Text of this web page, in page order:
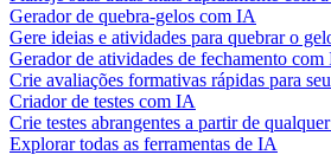
Gerador de quebra-gelos com IA
Gere ideias e atividades para quebrar o
Gerador de atividades de fechamento com
Crie avaliações formativas rápidas para
Criador de testes com IA
Crie testes abrangentes a partir de
Explorar todas as ferramentas de IA